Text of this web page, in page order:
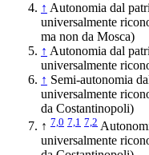
↑ Autonomia dal
universalmente
ma non da Mosca)
↑ Autonomia dal
universalmente
↑ Semi-autonomia
universalmente
da Costantinopoli)
↑ 7,0 7,1 7,2
universalmente